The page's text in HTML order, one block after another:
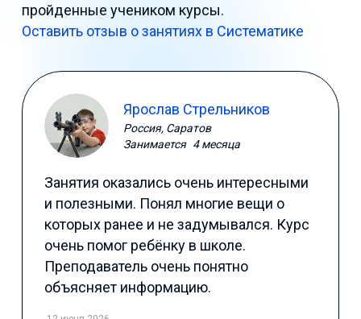
пройденные учеником курсы.
Оставить отзыв о занятиях в Систематике
Ярослав Стрельников
Россия, Саратов
Занимается 4 месяца
Занятия оказались очень интересными
и полезными. Понял многие вещи о
которых ранее и не задумывался. Курс
очень помог ребёнку в школе.
Преподаватель очень понятно
объясняет информацию.